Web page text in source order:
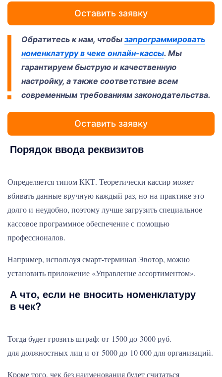
Оставить заявку
Обратитесь к нам, чтобы запрограммировать
номенклатуру в чеке онлайн-кассы. Мы
гарантируем быструю и качественную
настройку, а также соответствие всем
современным требованиям законодательства.
Оставить заявку
Порядок ввода реквизитов
Определяется типом ККТ. Теоретически кассир может
вбивать данные вручную каждый раз, но на практике это
долго и неудобно, поэтому лучше загрузить специальное
кассовое программное обеспечение с помощью
профессионалов.
Например, используя смарт-терминал Эвотор, можно
установить приложение «Управление ассортиментом».
А что, если не вносить номенклатуру
в чек?
Тогда будет грозить штраф: от 1500 до 3000 руб.
для должностных лиц и от 5000 до 10 000 для организаций.
Кроме того, чек без наименования будет считаться